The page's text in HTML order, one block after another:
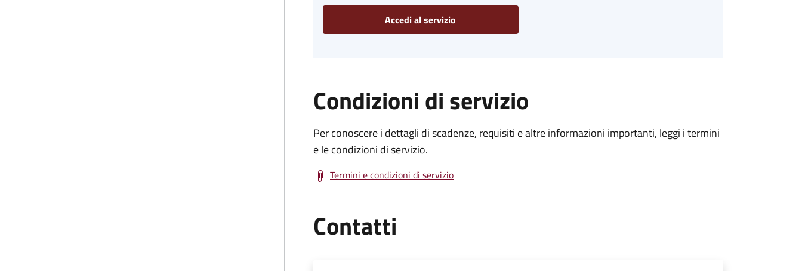
Accedi al servizio
Condizioni di servizio
Per conoscere i dettagli di scadenze, requisiti e altre informazioni importanti, leggi i termini
e le condizioni di servizio.
Termini e condizioni di servizio
Contatti